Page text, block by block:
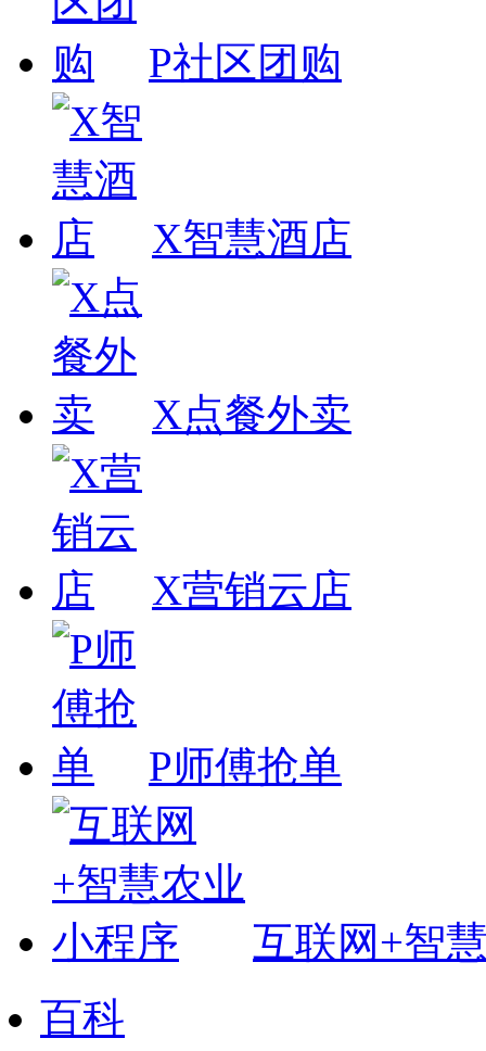
P社区团购
X智慧酒店
X点餐外卖
X营销云店
P师傅抢单
互联网+智
百科